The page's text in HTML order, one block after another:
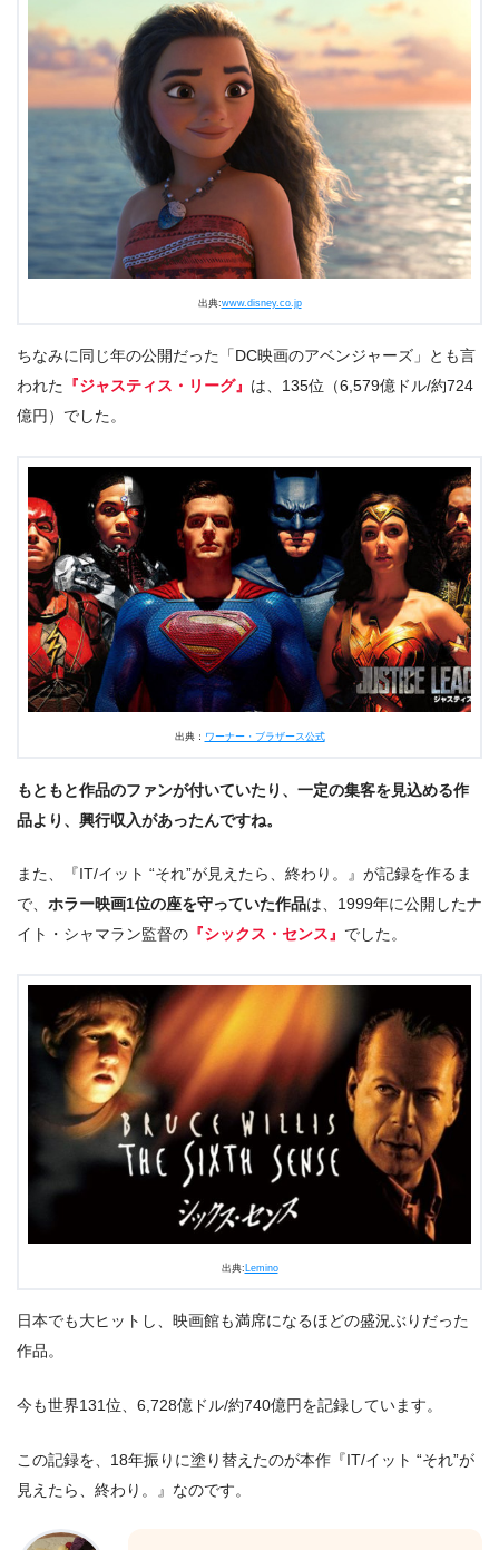
出典:www.disney.co.jp
ちなみに同じ年の公開だった「DC映画のアベンジャーズ」とも言
われた
『ジャスティス・リーグ』 は、135位（6,579億ドル/約724
億円）でした。
出典： ワーナー・ブラザース公式
もともと作品のファンが付いていたり、一定の集客を見込める作
品より、興行収入があったんですね。
また、『IT/イット “それ”が見えたら、終わり。』が記録を作るま
で、 ホラー映画1位の座を守っていた作品は、1999年に公開したナ
イト・シャマラン監督の 『シックス・センス』 でした。
出典: Lemino
日本でも大ヒットし、映画館も満席になるほどの盛況ぶりだった
作品。
今も世界131位、6,728億ドル/約740億円を記録しています。
この記録を、18年振りに塗り替えたのが本作『IT/イット “それ”が
見えたら、終わり。』なのです。